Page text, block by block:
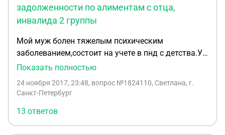
задолженности по алиментам с отца,
инвалида 2 группы
Мой муж болен тяжелым психическим
заболеванием,состоит на учете в пнд с детства.У
него есть дочь от первого брака которой 5
чувствовал он работал и исправно платил
симптомы психического заболевания.За два года
он лежал в четырех психиатрических
Показать полностью
24 ноября 2017, 23:48, вопрос №1824110, Светлана, г.
Санкт-Петербург
13 ответов